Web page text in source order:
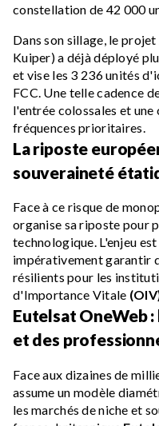
constellation de 42 000
Dans son sillage, le projet
Kuiper) a déjà déployé
et vise les 3 236 unités
FCC. Une telle cadence
l'entrée colossales et
fréquences prioritaires.
La riposte
souveraineté
Face à ce risque de
organise sa riposte pour
technologique. L'enjeu
impérativement garantir
résilients pour les
d'Importance Vitale
Eutelsat OneWeb
et des
Face aux dizaines de
assume un modèle
les marchés de niche et